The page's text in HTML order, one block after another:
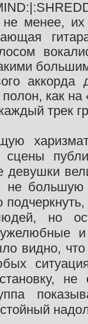
не менее,
как
трек
сцены
девушки
большую
но
видно, что
не